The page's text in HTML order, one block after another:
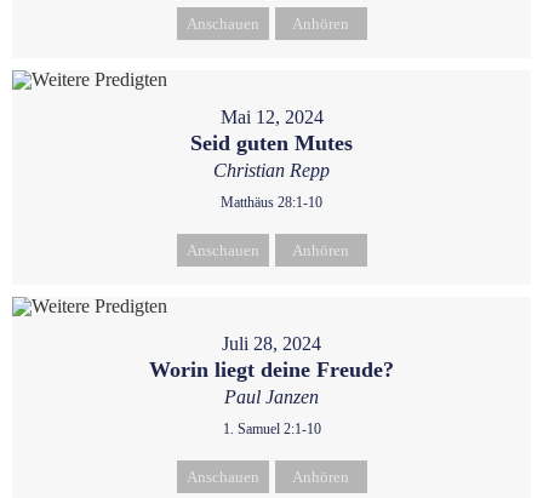
Anschauen Anhören
Mai 12, 2024
Seid guten Mutes
Christian Repp
Matthäus 28:1-10
Anschauen Anhören
Juli 28, 2024
Worin liegt deine Freude?
Paul Janzen
1. Samuel 2:1-10
Anschauen Anhören